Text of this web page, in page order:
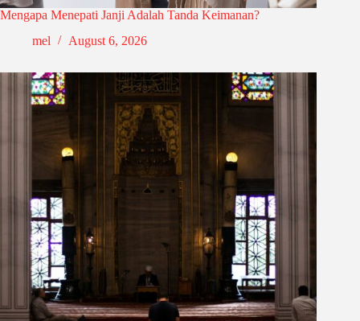
Mengapa Menepati Janji Adalah Tanda Keimanan?
mel
August 6, 2026